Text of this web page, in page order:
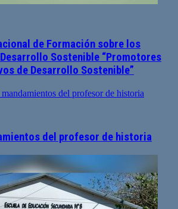
de Formación sobre los
Sostenible “Promotores
de Desarrollo Sostenible”
del profesor de historia